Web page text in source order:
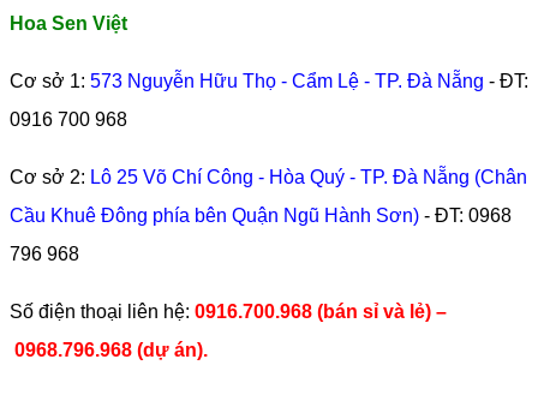
Hoa Sen Việt
Cơ sở 1: 573 Nguyễn Hữu Thọ - Cẩm Lệ - TP. Đà Nẵng - ĐT:
0916 700 968
Cơ sở 2: Lô 25 Võ Chí Công - Hòa Quý - TP. Đà Nẵng (Chân
Cầu Khuê Đông phía bên Quận Ngũ Hành Sơn) - ĐT: 0968
796 968
​Số điện thoại liên hệ: 0916.700.968 (bán sỉ và lẻ) –
0968.796.968 (dự án).